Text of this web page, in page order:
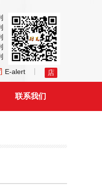
E-alert 店
联系我们